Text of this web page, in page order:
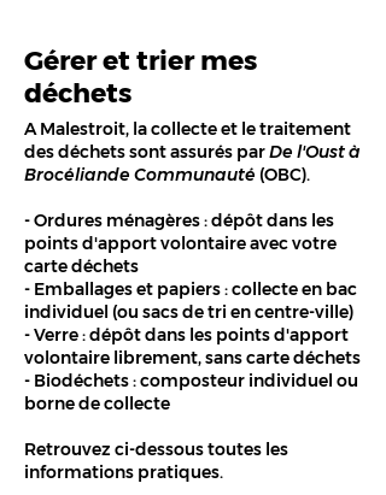
Gérer et trier mes
déchets
A Malestroit, la collecte et le traitement
des déchets sont assurés parDe l'Oust à
Brocéliande Communauté (OBC).
- Ordures ménagères : dépôt dans les
points d'apport volontaire avec votre
carte déchets
- Emballages et papiers : collecte en bac
individuel (ou sacs de tri en centre-ville)
- Verre : dépôt dans les points d'apport
volontaire librement, sans carte déchets
- Biodéchets : composteur individuel ou
borne de collecte
Retrouvez ci-dessous toutes les
informations pratiques.